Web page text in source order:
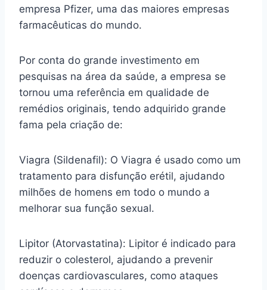
empresa Pfizer, uma das maiores empresas
farmacêuticas do mundo.
Por conta do grande investimento em
pesquisas na área da saúde, a empresa se
tornou uma referência em qualidade de
remédios originais, tendo adquirido grande
fama pela criação de:
Viagra (Sildenafil): O Viagra é usado como um
tratamento para disfunção erétil, ajudando
milhões de homens em todo o mundo a
melhorar sua função sexual.
Lipitor (Atorvastatina): Lipitor é indicado para
reduzir o colesterol, ajudando a prevenir
doenças cardiovasculares, como ataques